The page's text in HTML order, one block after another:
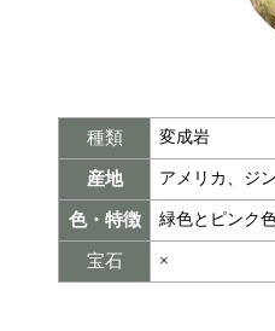
種類 変成岩
産地 アメリカ、ジ
色・特徴 緑色とピンク
宝石 ×